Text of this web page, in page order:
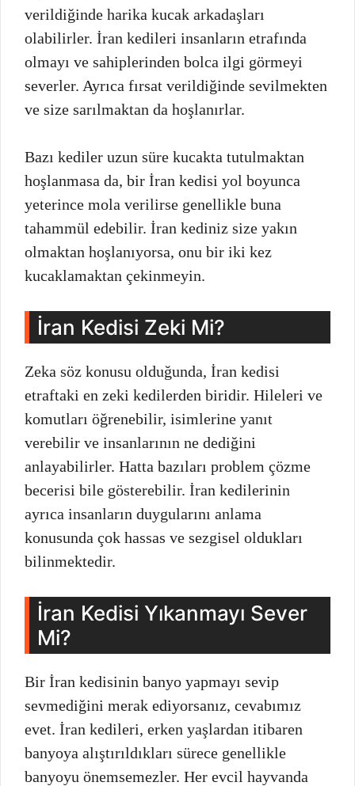
verildiğinde harika kucak arkadaşları
olabilirler. İran kedileri insanların etrafında
olmayı ve sahiplerinden bolca ilgi görmeyi
severler. Ayrıca fırsat verildiğinde sevilmekten
ve size sarılmaktan da hoşlanırlar.
Bazı kediler uzun süre kucakta tutulmaktan
hoşlanmasa da, bir İran kedisi yol boyunca
yeterince mola verilirse genellikle buna
tahammül edebilir. İran kediniz size yakın
olmaktan hoşlanıyorsa, onu bir iki kez
kucaklamaktan çekinmeyin.
İran Kedisi Zeki Mi?
Zeka söz konusu olduğunda, İran kedisi
etraftaki en zeki kedilerden biridir. Hileleri ve
komutları öğrenebilir, isimlerine yanıt
verebilir ve insanlarının ne dediğini
anlayabilirler. Hatta bazıları problem çözme
becerisi bile gösterebilir. İran kedilerinin
ayrıca insanların duygularını anlama
konusunda çok hassas ve sezgisel oldukları
bilinmektedir.
İran Kedisi Yıkanmayı Sever
Mi?
Bir İran kedisinin banyo yapmayı sevip
sevmediğini merak ediyorsanız, cevabımız
evet. İran kedileri, erken yaşlardan itibaren
banyoya alıştırıldıkları sürece genellikle
banyoyu önemsemezler. Her evcil hayvanda